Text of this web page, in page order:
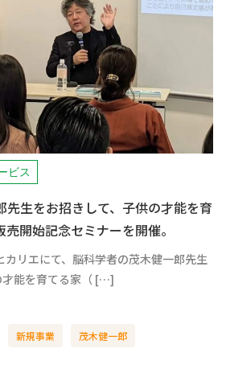
ビス
先生をお招きして、子供の才能を育
開始記念セミナーを開催。
リエにて、脳科学者の茂木健一郎先生
才能を育てる家（ […]
新規事業 茂木健一郎